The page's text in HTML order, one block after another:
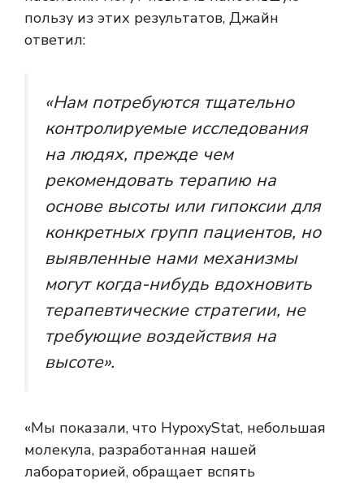
пользу из этих результатов, Джайн
ответил:
«Нам потребуются тщательно
контролируемые исследования
на людях, прежде чем
рекомендовать терапию на
основе высоты или гипоксии для
конкретных групп пациентов, но
выявленные нами механизмы
могут когда-нибудь вдохновить
терапевтические стратегии, не
требующие воздействия на
высоте».
«Мы показали, что HypoxyStat, небольшая
молекула, разработанная нашей
лабораторией, обращает вспять